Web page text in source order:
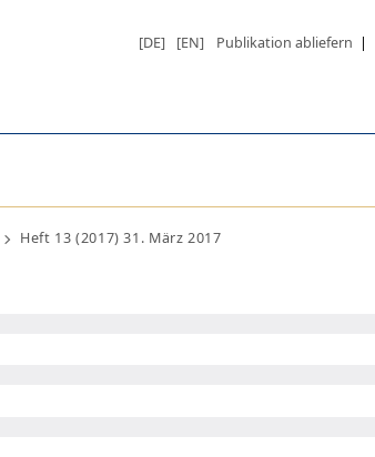
[DE] [EN] Publikation abliefern |
Heft 13 (2017) 31. März 2017